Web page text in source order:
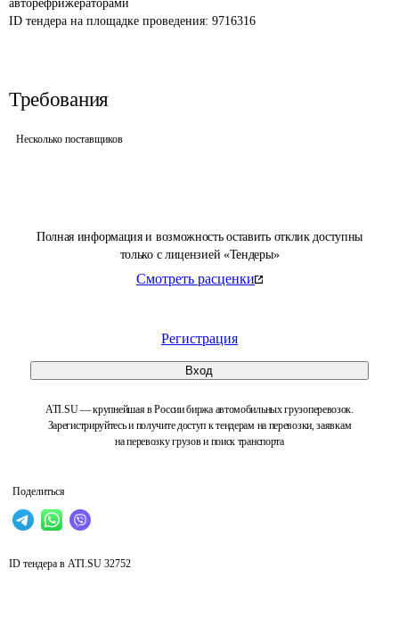
Полная информация и возможность оставить отклик доступны
только с лицензией «Тендеры»
Смотреть расценки
Регистрация
Вход
ATI.SU — крупнейшая в России биржа автомобильных грузоперевозок.
Зарегистрируйтесь и получите доступ к тендерам на перевозки, заявкам
на перевозку грузов и поиск транспорта
Поделиться
авторефрижераторами
ID тендера на площадке проведения: 9716316
Требования
Несколько поставщиков
ID тендера в ATI.SU 32752